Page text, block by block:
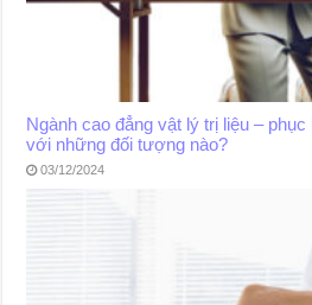
Ngành cao đẳng vật lý trị liệu –
với những đối tượng nào?
03/12/2024